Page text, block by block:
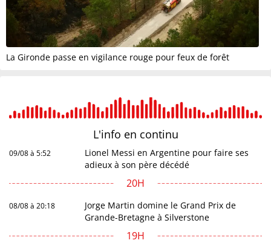
La Gironde passe en vigilance rouge pour feux de forêt
L'info en continu
09/08 à 5:52
Lionel Messi en Argentine pour faire ses
adieux à son père décédé
20H
08/08 à 20:18
Jorge Martin domine le Grand Prix de
Grande-Bretagne à Silverstone
19H